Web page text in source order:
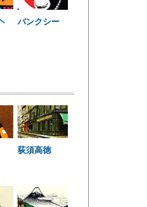
バンクシー
荻須高徳